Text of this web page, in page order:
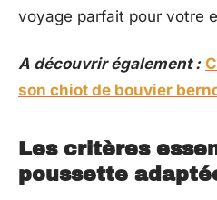
voyage parfait pour votre
A découvrir également :
son chiot de bouvier
Les critères
poussette